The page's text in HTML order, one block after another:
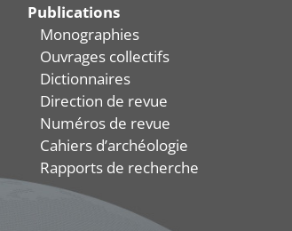
Publications
Monographies
Ouvrages collectifs
Dictionnaires
Direction de revue
Numéros de revue
Cahiers d’archéologie
Rapports de recherche